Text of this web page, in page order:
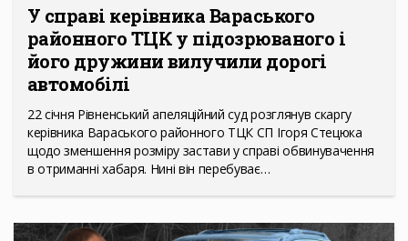
У справі керівника Вараського
районного ТЦК у підозрюваного і
його дружини вилучили дорогі
автомобілі
22 січня Рівненський апеляційний суд розглянув скаргу
керівника Вараського районного ТЦК СП Ігоря Стецюка
щодо зменшення розміру застави у справі обвинувачення
в отриманні хабаря. Нині він перебуває…